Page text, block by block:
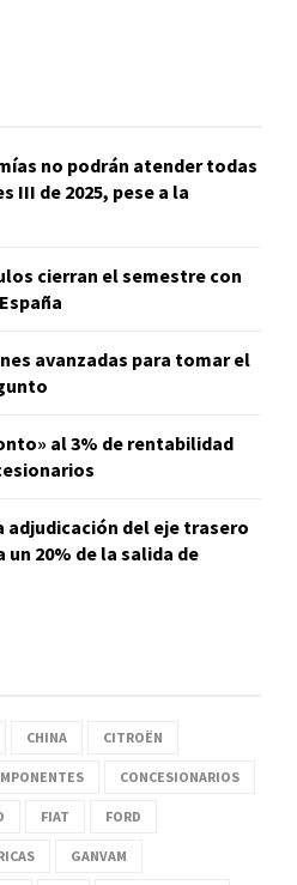
no podrán atender todas
III de 2025, pese a la
cierran el semestre con
avanzadas para tomar el
al 3% de rentabilidad
adjudicación del eje trasero
un 20% de la salida de
CHINA CITROËN
CONCESIONARIOS
FIAT FORD
GANVAM